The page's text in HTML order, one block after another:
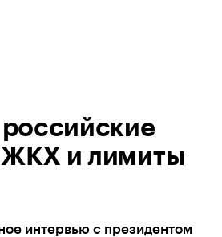
ЖКХ и лимиты
интервью с президентом